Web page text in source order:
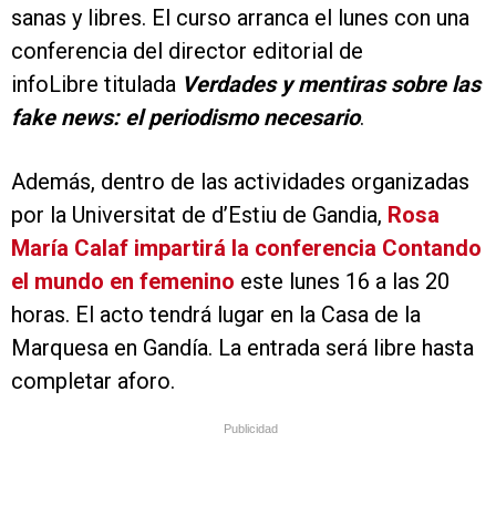
sanas y libres. El curso arranca el lunes con una
conferencia del director editorial de
infoLibre titulada Verdades y mentiras sobre las
fake news: el periodismo necesario.
Además, dentro de las actividades organizadas
por la Universitat de d’Estiu de Gandia, Rosa
María Calaf impartirá la conferencia Contando
el mundo en femenino este lunes 16 a las 20
horas. El acto tendrá lugar en la Casa de la
Marquesa en Gandía. La entrada será libre hasta
completar aforo.
Publicidad